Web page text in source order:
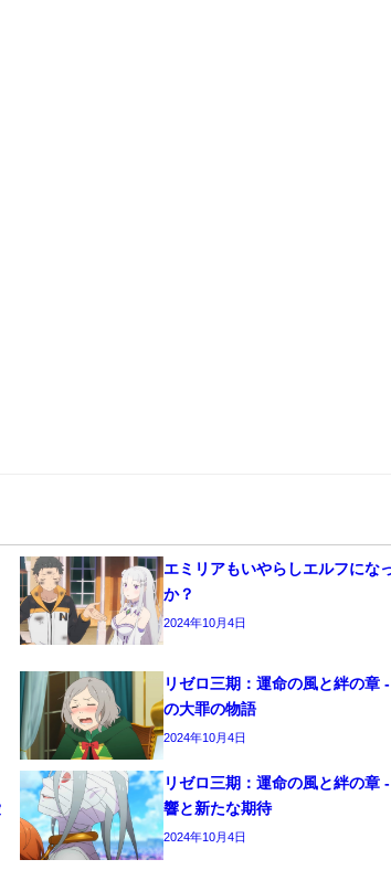
エミリアもいやらしエルフにな
か？
2024年10月4日
リゼロ三期：運命の風と絆の章
の大罪の物語
2024年10月4日
リゼロ三期：運命の風と絆の章
響と新たな期待
2024年10月4日